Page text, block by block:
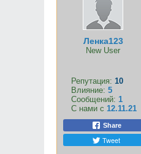
Ленка123
New User
Репутация: 10
Влияние: 5
Сообщений: 1
С нами с 12.11.21
Share
Tweet